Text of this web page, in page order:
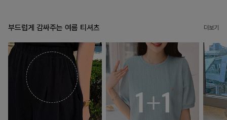
부드럽게 감싸주는 여름 티셔츠 더보기